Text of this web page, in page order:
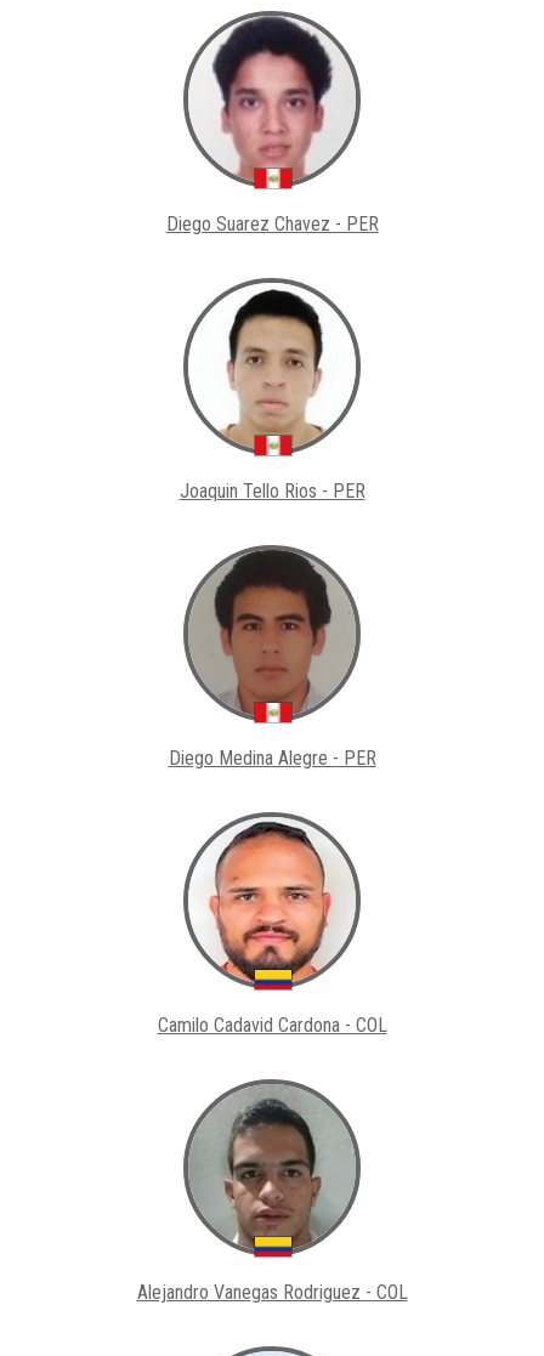
Diego Suarez Chavez - PER
Joaquin Tello Rios - PER
Diego Medina Alegre - PER
Camilo Cadavid Cardona - COL
Alejandro Vanegas Rodriguez - COL